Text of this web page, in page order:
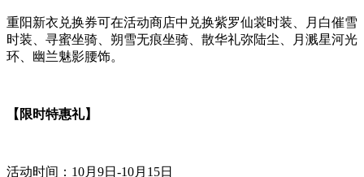
重阳新衣兑换券可在活动商店中兑换紫罗仙裳时装、月白催雪
时装、寻蜜坐骑、朔雪无痕坐骑、散华礼弥陆尘、月溅星河光
环、幽兰魅影腰饰。
【限时特惠礼】
活动时间：10月9日-10月15日